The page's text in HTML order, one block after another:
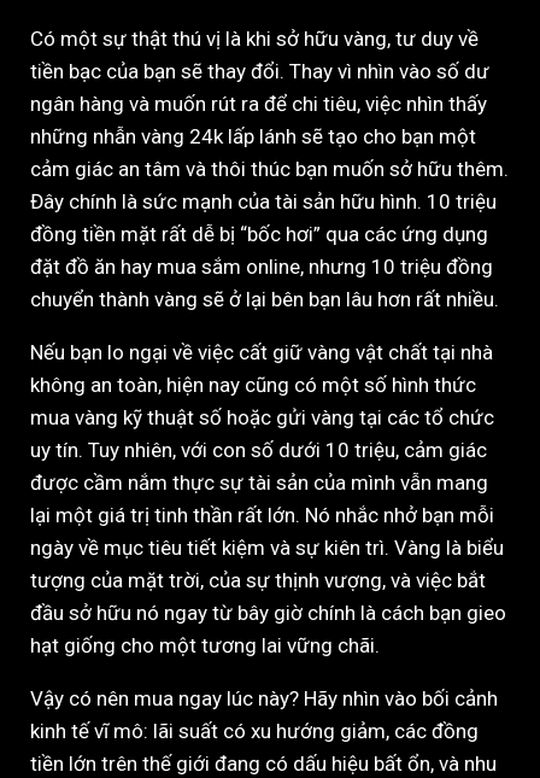
Có một sự thật thú vị là khi sở hữu vàng, tư duy về
tiền bạc của bạn sẽ thay đổi. Thay vì nhìn vào số dư
ngân hàng và muốn rút ra để chi tiêu, việc nhìn thấy
những nhẫn vàng 24k lấp lánh sẽ tạo cho bạn một
cảm giác an tâm và thôi thúc bạn muốn sở hữu thêm.
Đây chính là sức mạnh của tài sản hữu hình. 10 triệu
đồng tiền mặt rất dễ bị “bốc hơi” qua các ứng dụng
đặt đồ ăn hay mua sắm online, nhưng 10 triệu đồng
chuyển thành vàng sẽ ở lại bên bạn lâu hơn rất nhiều.
Nếu bạn lo ngại về việc cất giữ vàng vật chất tại nhà
không an toàn, hiện nay cũng có một số hình thức
mua vàng kỹ thuật số hoặc gửi vàng tại các tổ chức
uy tín. Tuy nhiên, với con số dưới 10 triệu, cảm giác
được cầm nắm thực sự tài sản của mình vẫn mang
lại một giá trị tinh thần rất lớn. Nó nhắc nhở bạn mỗi
ngày về mục tiêu tiết kiệm và sự kiên trì. Vàng là biểu
tượng của mặt trời, của sự thịnh vượng, và việc bắt
đầu sở hữu nó ngay từ bây giờ chính là cách bạn gieo
hạt giống cho một tương lai vững chãi.
Vậy có nên mua ngay lúc này? Hãy nhìn vào bối cảnh
kinh tế vĩ mô: lãi suất có xu hướng giảm, các đồng
tiền lớn trên thế giới đang có dấu hiệu bất ổn, và nhu